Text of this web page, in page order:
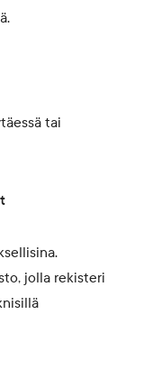
tai
jolla rekisteri